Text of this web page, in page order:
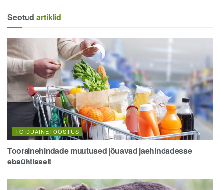
Seotud artiklid
TOIDUAINETÖÖSTUS
Toorainehindade muutused jõuavad jaehindadesse
ebaühtlaselt